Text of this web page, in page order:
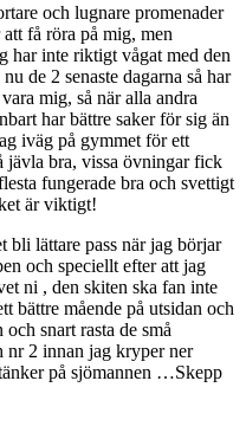
och lugnare promenader
få röra på mig, men
har inte riktigt vågat med den
de 2 senaste dagarna så har
mig, så när alla andra
har bättre saker för sig än
iväg på gymmet för ett
jävla bra, vissa övningar fick
fungerade bra och svettigt
är viktigt!
bli lättare pass när jag börjar
och speciellt efter att jag
ni , den skiten ska fan inte
bättre mående på utsidan och
snart rasta de små
nr 2 innan jag kryper ner
på sjömannen …Skepp